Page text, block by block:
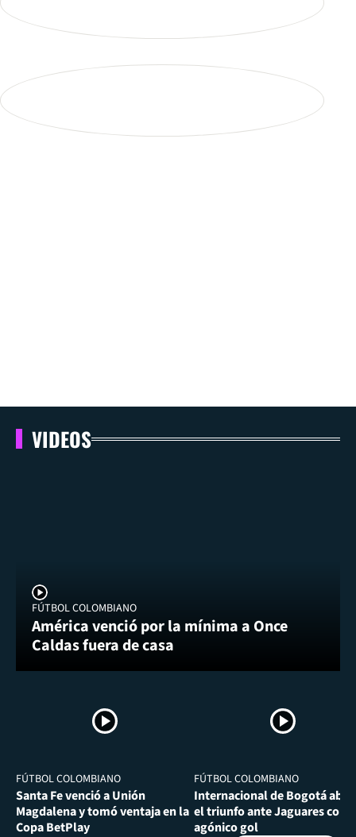
VIDEOS
FÚTBOL COLOMBIANO
América venció por la mínima a Once
Caldas fuera de casa
FÚTBOL COLOMBIANO
Santa Fe venció a Unión
Magdalena y tomó ventaja en la
Copa BetPlay
FÚTBOL COLOMBIANO
Internacional de Bogotá
el triunfo ante Jaguares con
agónico gol